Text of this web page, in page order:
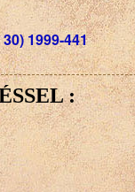
30) 1999-441
: